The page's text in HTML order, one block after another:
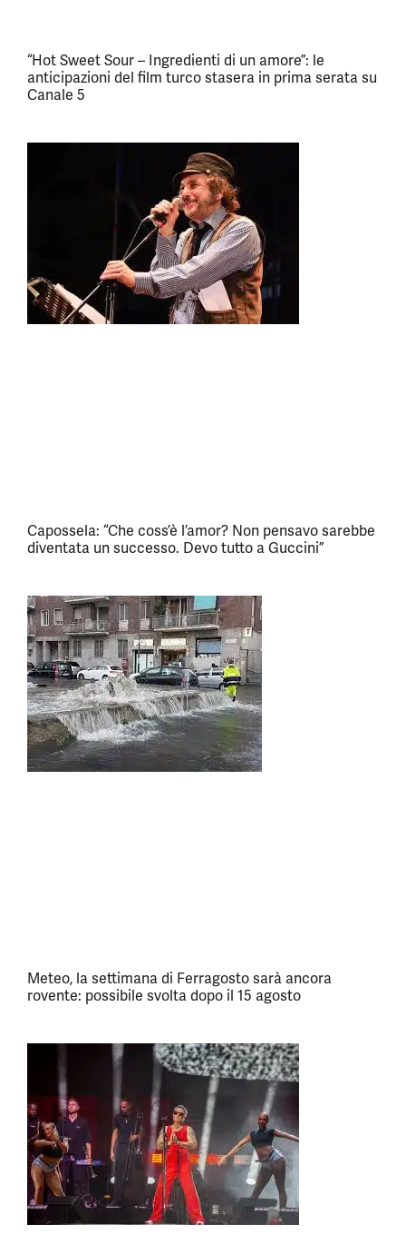
“Hot Sweet Sour – Ingredienti di un amore”: le
anticipazioni del film turco stasera in prima serata su
Canale 5
Capossela: “Che coss’è l’amor? Non pensavo sarebbe
diventata un successo. Devo tutto a Guccini”
Meteo, la settimana di Ferragosto sarà ancora
rovente: possibile svolta dopo il 15 agosto